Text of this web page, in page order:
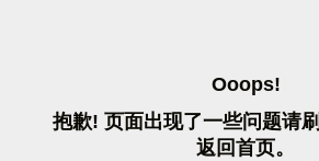
OOOPS!
抱歉! 页面出现了一些问题请刷
返 回首页。